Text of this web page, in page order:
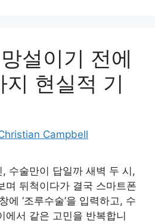
설이기 전에
현실적 기
Campbell
수술만이 답일까 새벽 두 시,
며 뒤척이다가 결국 스마트폰
에 ‘조루수술’을 입력하고, 수
에서 같은 고민을 반복합니